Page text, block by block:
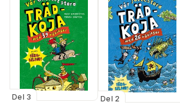
Del 3 Del 2